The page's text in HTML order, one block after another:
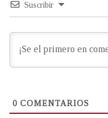
Suscribir
0 COMENTARIOS